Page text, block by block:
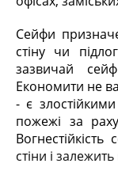
Сейфи
стіну чи
зазвичай
Економити не
- є
пожежі за
стіни і